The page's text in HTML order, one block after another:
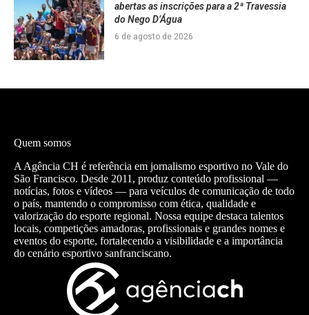
abertas as inscrições para a 2ª Travessia
do Nego D’Água
6 de agosto de 2026
Quem somos
A Agência CH é referência em jornalismo esportivo no Vale do
São Francisco. Desde 2011, produz conteúdo profissional —
notícias, fotos e vídeos — para veículos de comunicação de todo
o país, mantendo o compromisso com ética, qualidade e
valorização do esporte regional. Nossa equipe destaca talentos
locais, competições amadoras, profissionais e grandes nomes e
eventos do esporte, fortalecendo a visibilidade e a importância
do cenário esportivo sanfranciscano.